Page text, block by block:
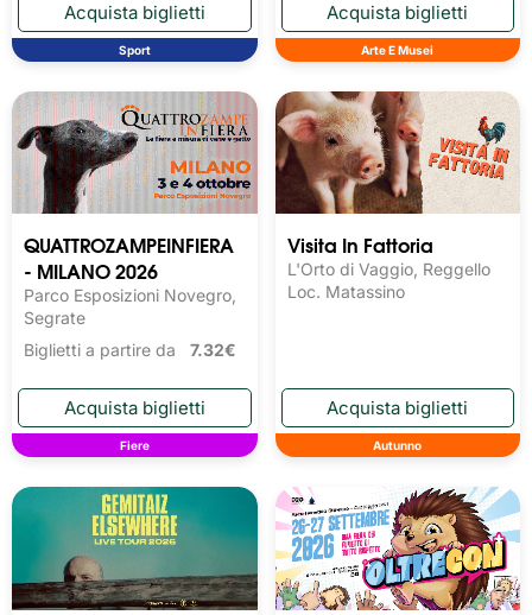
Sport Arte E Musei
QUATTROZAMPEINFIERA
- MILANO 2026
Parco Esposizioni Novegro,
Segrate
Biglietti a partire da 7.32€
Fiere
Visita In Fattoria
L'Orto di Vaggio, Reggello
Loc. Matassino
Autunno